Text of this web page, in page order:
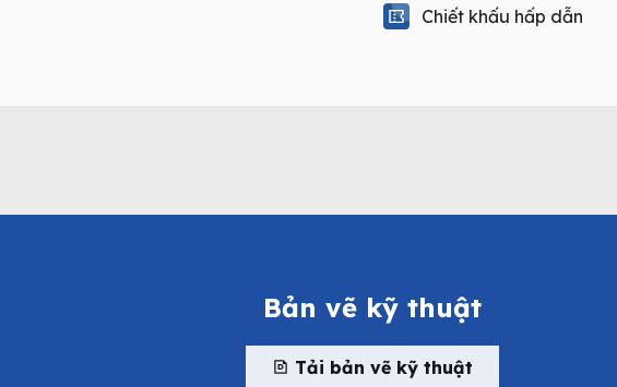
Chiết khấu hấp dẫn
Bản vẽ kỹ thuật
Tải bản vẽ kỹ thuật